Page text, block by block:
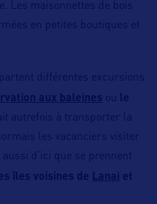
Les maisonnettes de bois
en petites boutiques et
différentes excursions
aux baleines ou
le
autrefois à transporter la
les vacanciers visiter
d’ici que se prennent
îles voisines de Lanai et